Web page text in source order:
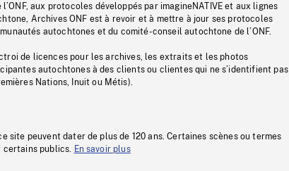
aux protocoles développés par imagineNATIVE et aux lignes
Archives ONF est à revoir et à mettre à jour ses protocoles
autochtones et du comité-conseil autochtone de l’ONF.
de licences pour les archives, les extraits et les photos
autochtones à des clients ou clientes qui ne s’identifient pas
Nations, Inuit ou Métis).
site peuvent dater de plus de 120 ans. Certaines scènes ou termes
publics.
En savoir plus